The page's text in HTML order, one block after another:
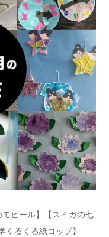
ビール】【スイカの七
るくる紙コップ】